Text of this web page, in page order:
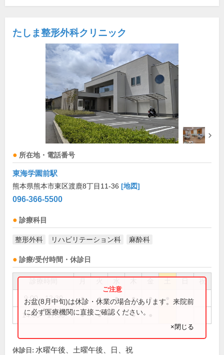
たしま整形外科クリニック
所在地・電話番号
東海学園前駅
熊本県熊本市東区渡鹿8丁目11-36 [地図]
096-366-5500
診療科目
整形外科 リハビリテーション科 麻酔科
診療/受付時間・休診日
祝
9:00～12:30 ● ● ● ● ●
14:00～17:30 ● ● ●
お盆(8月中旬)は休診・休業の場合があります。来院前
に必ず医療機関に直接ご確認ください。
×閉じる
休診日: 水曜午後、土曜午後、日、祝